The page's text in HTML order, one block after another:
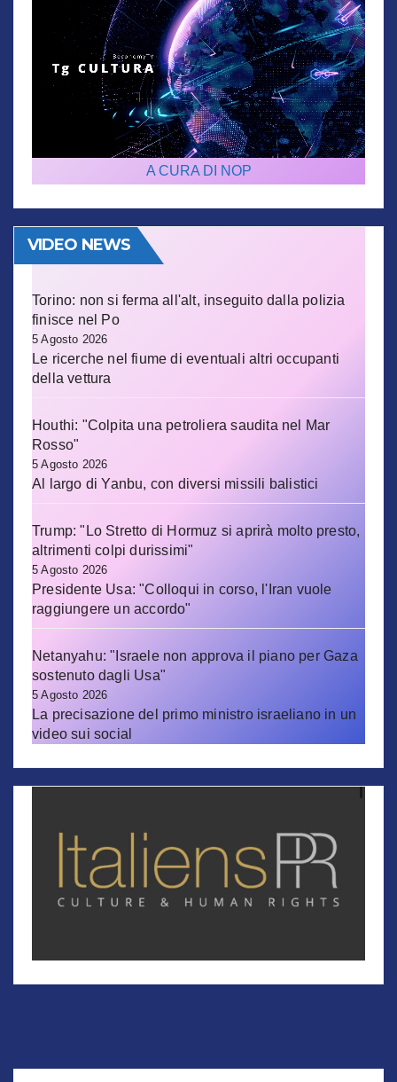
A CURA DI NOP
VIDEO NEWS
Torino: non si ferma all'alt, inseguito dalla polizia
finisce nel Po
5 Agosto 2026
Le ricerche nel fiume di eventuali altri occupanti
della vettura
Houthi: "Colpita una petroliera saudita nel Mar
Rosso"
5 Agosto 2026
Al largo di Yanbu, con diversi missili balistici
Trump: "Lo Stretto di Hormuz si aprirà molto presto,
altrimenti colpi durissimi"
5 Agosto 2026
Presidente Usa: "Colloqui in corso, l'Iran vuole
raggiungere un accordo"
Netanyahu: "Israele non approva il piano per Gaza
sostenuto dagli Usa"
5 Agosto 2026
La precisazione del primo ministro israeliano in un
video sui social